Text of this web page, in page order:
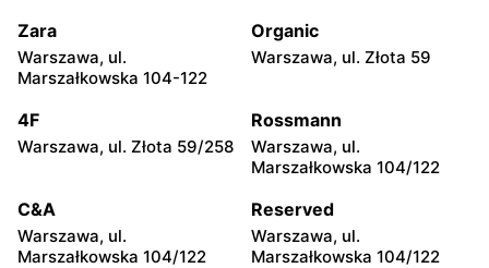
3W
Poznań, ul. Bałtycka 7
3W
3W 3W
Wrocław, ul. Opolska 140
3W
Bielsko-Biała, ul. Sabały 18
3W
Gdynia, ul. Hutnicza 13
Zara
Warszawa, ul.
Marszałkowska 104-122
Organic
Warszawa, ul. Złota 59
4F
Warszawa, ul. Złota 59/258
Rossmann
Warszawa, ul.
Marszałkowska 104/122
C&A
Warszawa, ul.
Marszałkowska 104/122
Reserved
Warszawa, ul.
Marszałkowska 104/122